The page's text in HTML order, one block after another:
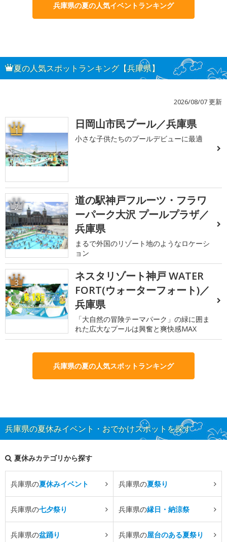
兵庫県の夏の人気イベントランキング
夏の人気スポットランキング【兵庫県】
2026/08/07 更新
1 日岡山市民プール／兵庫県
小さな子供たちのプールデビューに最適
2
道の駅神戸フルーツ・フラワ
ーパーク大沢 プールプラザ／
兵庫県
まるで外国のリゾート地のようなロケーシ
ョン
3
ネスタリゾート神戸 WATER
FORT(ウォーターフォート)／
兵庫県
「大自然の冒険テーマパーク」の緑に囲ま
れた広大なプールは興奮と爽快感MAX
兵庫県の夏の人気スポットランキング
兵庫県の夏休みイベント・おでかけスポットを探す
夏休みカテゴリから探す
兵庫県の夏休みイベント 兵庫県の夏祭り
兵庫県の七夕祭り 兵庫県の縁日・納涼祭
兵庫県の盆踊り 兵庫県の屋台のある夏祭り